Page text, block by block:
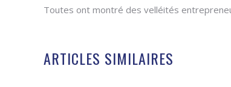
Toutes ont montré des velléités
ARTICLES SIMILAIRES